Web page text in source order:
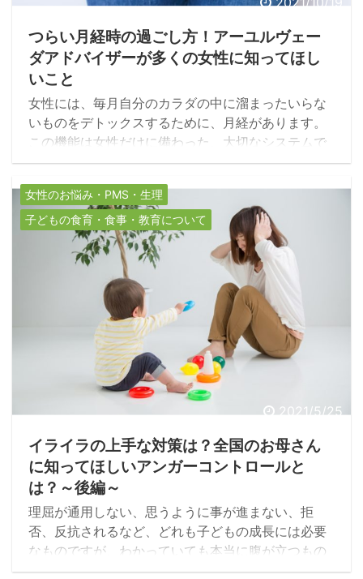
つらい月経時の過ごし方！アーユルヴェー
ダアドバイザーが多くの女性に知ってほし
いこと
女性には、毎月自分のカラダの中に溜まったいらな
いものをデトックスするために、月経があります。
この機能は女性だけに備わった、大切なシステムで
す。ですが、多くの女性はそのシステムがどのよう
なものなのか、どういった役割があるのかを知りま
せん。今回は、女性に備わる大切なシステムである
「月経」について世界三大医学の一つであるアーユ
ルヴェーダに考えを元に解説します。
女性のお悩み・PMS・生理
子どもの食育・食事・教育について
2021/5/25
イライラの上手な対策は？全国のお母さん
に知ってほしいアンガーコントロールと
は？～後編～
理屈が通用しない、思うように事が進まない、拒
否、反抗されるなど、どれも子どもの成長には必要
なものですが、わかっていても本当に腹が立つもの
です。この怒りをコントロールしなければ心理的虐